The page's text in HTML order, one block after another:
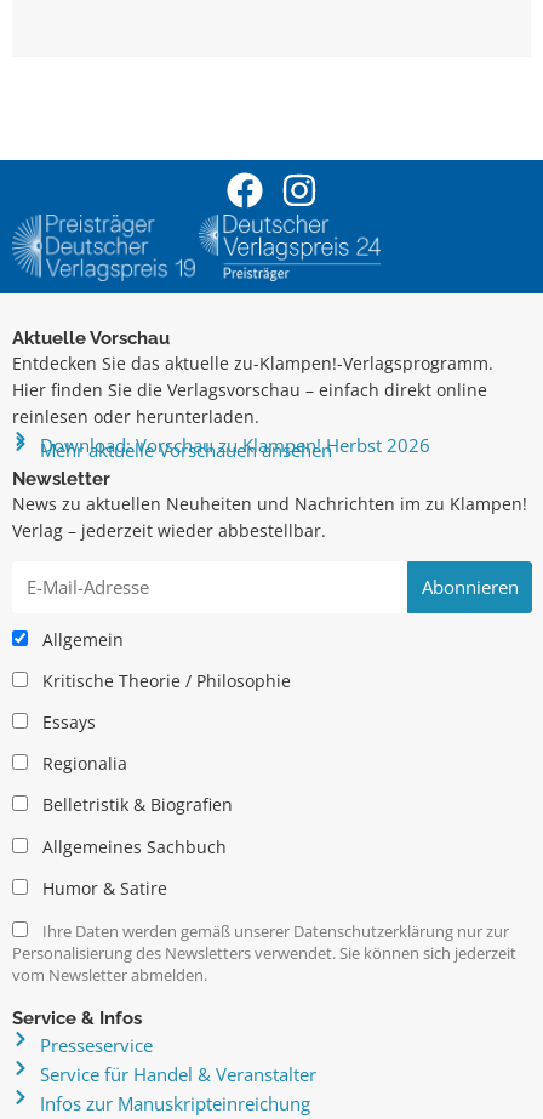
Aktuelle Vorschau
Entdecken Sie das aktuelle zu-Klampen!-Verlagsprogramm.
Hier finden Sie die Verlagsvorschau – einfach direkt online
reinlesen oder herunterladen.
Download: Vorschau zu Klampen! Herbst 2026
Mehr aktuelle Vorschauen ansehen
Newsletter
News zu aktuellen Neuheiten und Nachrichten im zu Klampen!
Verlag – jederzeit wieder abbestellbar.
Allgemein
Kritische Theorie / Philosophie
Essays
Regionalia
Belletristik & Biografien
Allgemeines Sachbuch
Humor & Satire
Ihre Daten werden gemäß unserer Datenschutzerklärung nur zur
Personalisierung des Newsletters verwendet. Sie können sich jederzeit
vom Newsletter abmelden.
Service & Infos
Presseservice
Service für Handel & Veranstalter
Infos zur Manuskripteinreichung